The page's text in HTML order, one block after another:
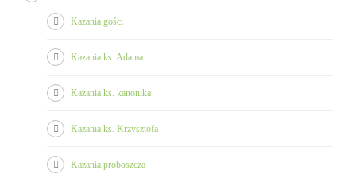
Kazania gości
Kazania ks. Adama
Kazania ks. kanonika
Kazania ks. Krzysztofa
Kazania proboszcza